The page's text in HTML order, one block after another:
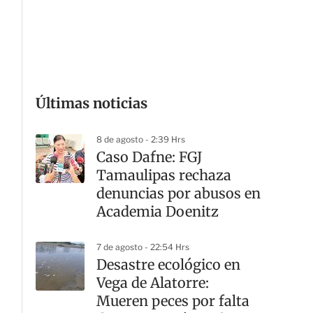
Últimas noticias
8 de agosto - 2:39 Hrs
Caso Dafne: FGJ
Tamaulipas rechaza
denuncias por abusos en
Academia Doenitz
7 de agosto - 22:54 Hrs
Desastre ecológico en
Vega de Alatorre:
Mueren peces por falta